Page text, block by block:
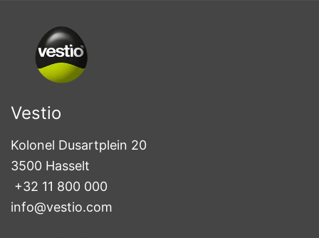
Vestio
Kolonel Dusartplein 20
3500 Hasselt
+32 11 800 000
info@vestio.com